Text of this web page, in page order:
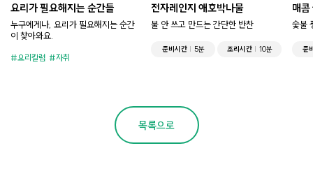
요리가 필요해지는 순간들
누구에게나, 요리가 필요해지는 순간
이 찾아와요.
요리칼럼 자취
전자레인지 애호박나물
불 안 쓰고 만드는 간단한 반찬
준비시간 5분 조리시간 10분
매콤
숯불
준
목록으로